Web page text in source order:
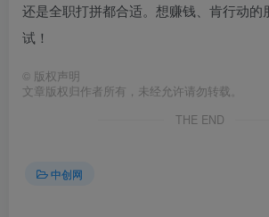
还是全职打拼都合适。想赚钱、肯行动的
试！
© 版权声明
文章版权归作者所有，未经允许请勿转载。
THE END
中创网